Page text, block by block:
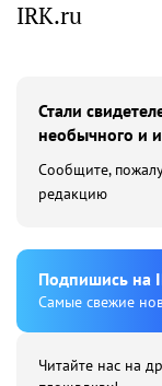
IRK.ru
Стали
необычного и
Сообщите,
редакцию
Подпишиcь на
Cамые свежие
Читайте нас на